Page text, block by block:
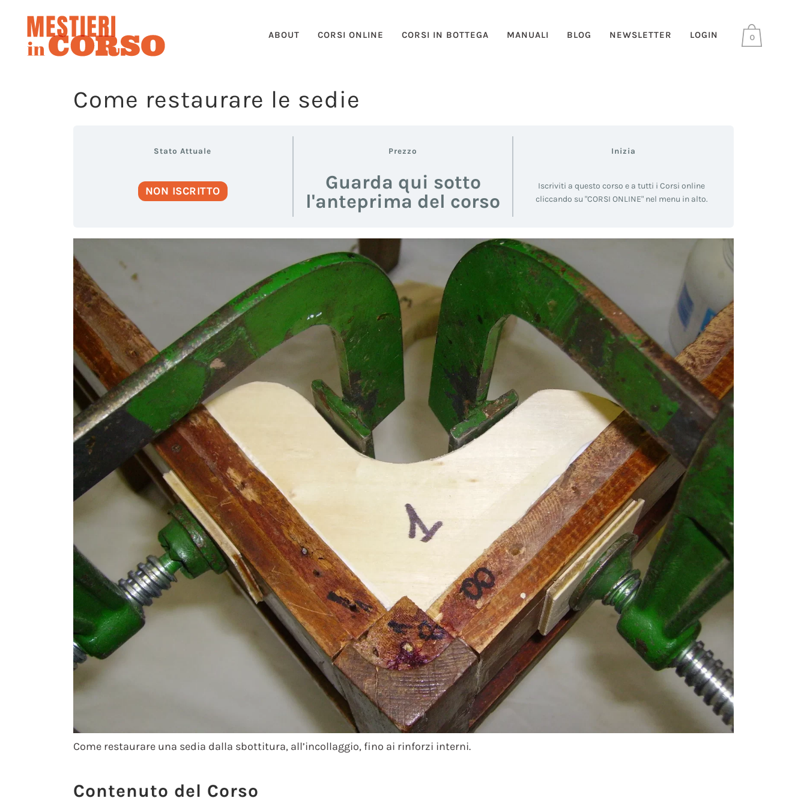
0
ABOUT CORSI ONLINE CORSI IN BOTTEGA MANUALI BLOG NEWSLETTER LOGIN
Come restaurare le sedie
Stato Attuale
NON ISCRITTO
Prezzo
Guarda qui sotto
l'anteprima del corso
Inizia
Iscriviti a questo corso e a tutti i Corsi online
cliccando su "CORSI ONLINE" nel menu in alto.
Come restaurare una sedia dalla sbottitura, all’incollaggio, fino ai rinforzi interni.
Contenuto del Corso